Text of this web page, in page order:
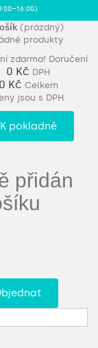
(prázdný)
produkty
zdarma! Doručení
0 Kč DPH
0 Kč Celkem
jsou s DPH
K pokladně
přidán